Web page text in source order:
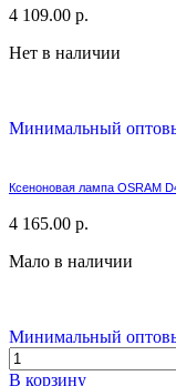
4 109.00 р.
Нет в наличии
Минимальный
Ксеноновая лампа OSRAM
4 165.00 р.
Мало в наличии
Минимальный
В корзину